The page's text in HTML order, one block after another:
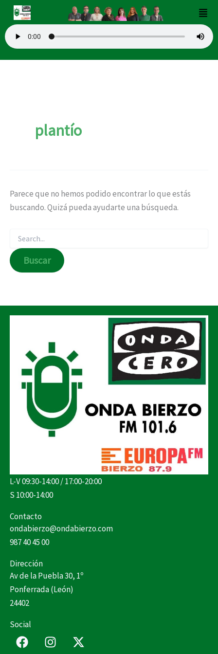
contenido
plantío
Parece que no hemos podido encontrar lo que estás
buscando. Quizá pueda ayudarte una búsqueda.
Buscar
por:
L-V 09:30-14:00 / 17:00-20:00
S 10:00-14:00
Contacto
ondabierzo@ondabierzo.com
987 40 45 00
Dirección
Av de la Puebla 30, 1º
Ponferrada (León)
24402
Social
F
a
I
n
X
-